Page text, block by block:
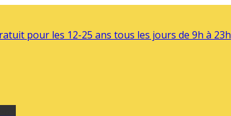
pour les 12-25 ans tous les jours de 9h à 23h